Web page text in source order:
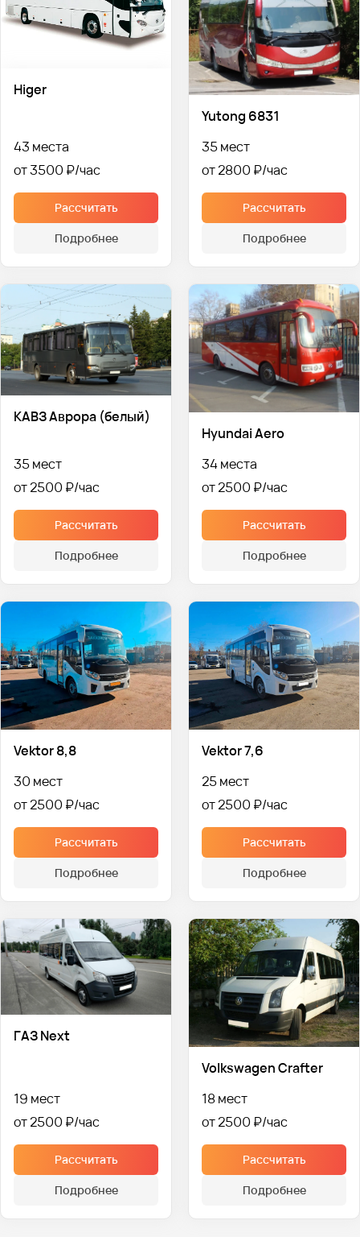
Higer
43 места
от 3500 ₽
Рассчитать
Подробнее
Yutong 6831
35 мест
от 2800 ₽
Рассчитать
Подробнее
КАВЗ Аврора (белый)
35 мест
от 2500 ₽
Рассчитать
Подробнее
Hyundai Aero
34 места
от 2500 ₽
Рассчитать
Подробнее
Vektor 8,8
30 мест
от 2500 ₽
Рассчитать
Подробнее
Vektor 7,6
25 мест
от 2500 ₽
Рассчитать
Подробнее
ГАЗ Next
19 мест
от 2500 ₽
Рассчитать
Подробнее
Volkswagen Crafter
18 мест
от 2500 ₽
Рассчитать
Подробнее